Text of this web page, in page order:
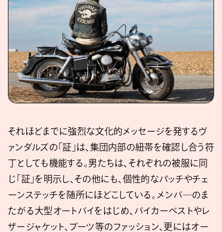
それほどまでに強烈な文化的メッセージを発するヴ
ァンダルズの「証」は、集団内部の紐帯を確認し合う符
丁としても機能する。男たちは、それぞれの被服に同
じ「証」を明示し、その他にも、個性的なパッチやチェ
ーンステッチを随所にほどこしている。メンバ―のま
たがる大型オートバイをはじめ、バイカーベストやレ
ザージャケット、ブーツ等のファッション、更にはオー